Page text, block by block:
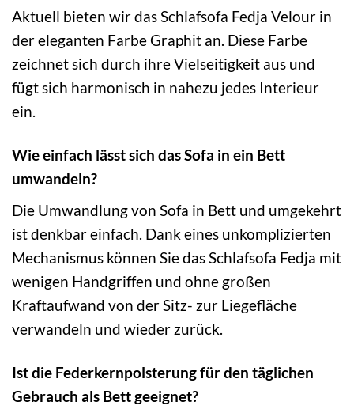
Aktuell bieten wir das Schlafsofa Fedja Velour in
der eleganten Farbe Graphit an. Diese Farbe
zeichnet sich durch ihre Vielseitigkeit aus und
fügt sich harmonisch in nahezu jedes Interieur
ein.
Wie einfach lässt sich das Sofa in ein Bett
umwandeln?
Die Umwandlung von Sofa in Bett und umgekehrt
ist denkbar einfach. Dank eines unkomplizierten
Mechanismus können Sie das Schlafsofa Fedja mit
wenigen Handgriffen und ohne großen
Kraftaufwand von der Sitz- zur Liegefläche
verwandeln und wieder zurück.
Ist die Federkernpolsterung für den täglichen
Gebrauch als Bett geeignet?